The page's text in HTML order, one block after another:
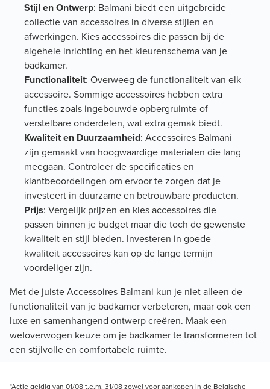
Stijl en Ontwerp: Balmani biedt een uitgebreide
collectie van accessoires in diverse stijlen en
afwerkingen. Kies accessoires die passen bij de
algehele inrichting en het kleurenschema van je
badkamer.
Functionaliteit: Overweeg de functionaliteit van elk
accessoire. Sommige accessoires hebben extra
functies zoals ingebouwde opbergruimte of
verstelbare onderdelen, wat extra gemak biedt.
Kwaliteit en Duurzaamheid: Accessoires Balmani
zijn gemaakt van hoogwaardige materialen die lang
meegaan. Controleer de specificaties en
klantbeoordelingen om ervoor te zorgen dat je
investeert in duurzame en betrouwbare producten.
Prijs: Vergelijk prijzen en kies accessoires die
passen binnen je budget maar die toch de gewenste
kwaliteit en stijl bieden. Investeren in goede
kwaliteit accessoires kan op de lange termijn
voordeliger zijn.
Met de juiste Accessoires Balmani kun je niet alleen de
functionaliteit van je badkamer verbeteren, maar ook een
luxe en samenhangend ontwerp creëren. Maak een
weloverwogen keuze om je badkamer te transformeren tot
een stijlvolle en comfortabele ruimte.
*Actie geldig van 01/08 t.e.m. 31/08 zowel voor aankopen in de Belgische